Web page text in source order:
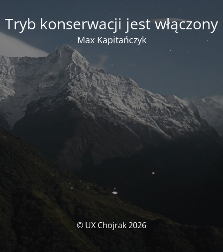
Tryb konserwacji jest włączony
Max Kapitańczyk
© UX Chojrak 2026